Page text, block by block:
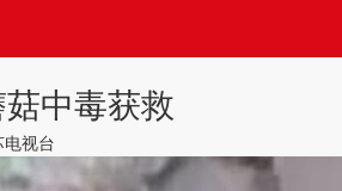
中毒获救
电视台